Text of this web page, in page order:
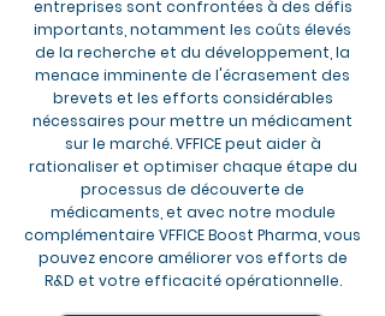
entreprises sont confrontées à des défis
importants, notamment les coûts élevés
de la recherche et du développement, la
menace imminente de l'écrasement des
brevets et les efforts considérables
nécessaires pour mettre un médicament
sur le marché. VFFICE peut aider à
rationaliser et optimiser chaque étape du
processus de découverte de
médicaments, et avec notre module
complémentaire VFFICE Boost Pharma, vous
pouvez encore améliorer vos efforts de
R&D et votre efficacité opérationnelle.